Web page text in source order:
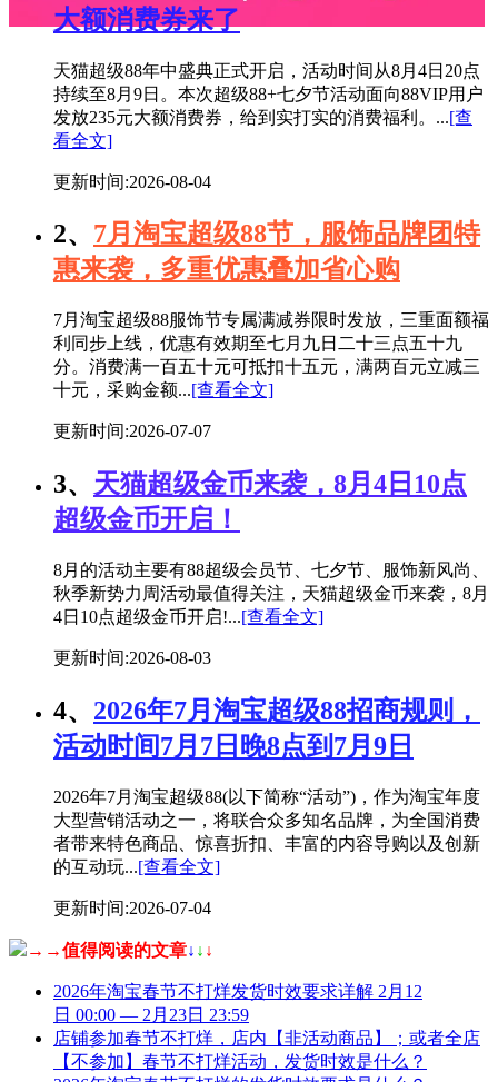
大额消费券来了
天猫超级88年中盛典正式开启，活动时间从8月4日20点
持续至8月9日。本次超级88+七夕节活动面向88VIP用户
发放235元大额消费券，给到实打实的消费福利。...[查
看全文]
更新时间:2026-08-04
2、 7月淘宝超级88节，服饰品牌团特
惠来袭，多重优惠叠加省心购
7月淘宝超级88服饰节专属满减券限时发放，三重面额福
利同步上线，优惠有效期至七月九日二十三点五十九
分。消费满一百五十元可抵扣十五元，满两百元立减三
十元，采购金额...[查看全文]
更新时间:2026-07-07
3、 天猫超级金币来袭，8月4日10点
超级金币开启！
8月的活动主要有88超级会员节、七夕节、服饰新风尚、
秋季新势力周活动最值得关注，天猫超级金币来袭，8月
4日10点超级金币开启!...[查看全文]
更新时间:2026-08-03
4、 2026年7月淘宝超级88招商规则，
活动时间7月7日晚8点到7月9日
2026年7月淘宝超级88(以下简称“活动”)，作为淘宝年度
大型营销活动之一，将联合众多知名品牌，为全国消费
者带来特色商品、惊喜折扣、丰富的内容导购以及创新
的互动玩...[查看全文]
更新时间:2026-07-04
→→值得阅读的文章↓ ↓ ↓
2026年淘宝春节不打烊发货时效要求详解 2月12
日 00:00 — 2月23日 23:59
店铺参加春节不打烊，店内【非活动商品】；或者全店
【不参加】春节不打烊活动，发货时效是什么？